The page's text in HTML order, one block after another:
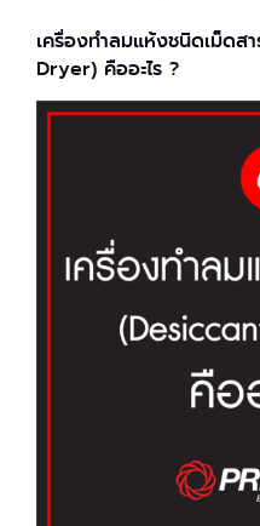
เครื่องทำลมแห้งชนิดเม็ด
Dryer) คืออะไร ?